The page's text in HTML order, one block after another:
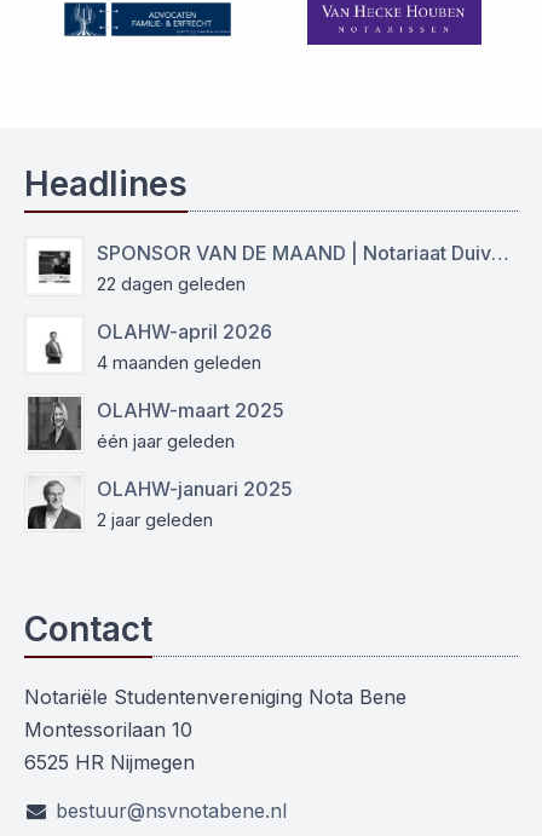
Headlines
SPONSOR VAN DE MAAND | Notariaat Duiven Westervoort
22 dagen geleden
OLAHW-april 2026
4 maanden geleden
OLAHW-maart 2025
één jaar geleden
OLAHW-januari 2025
2 jaar geleden
Contact
Notariële Studentenvereniging Nota Bene
Montessorilaan 10
6525 HR Nijmegen
bestuur@nsvnotabene.nl